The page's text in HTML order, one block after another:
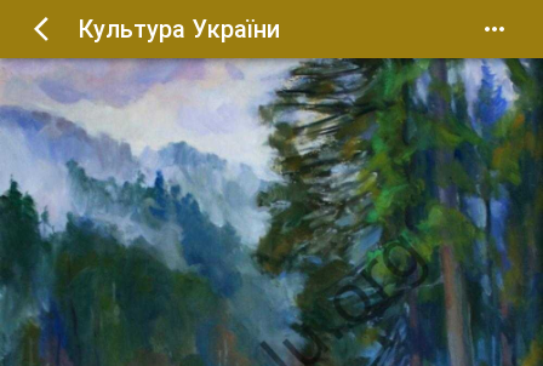
Культура України